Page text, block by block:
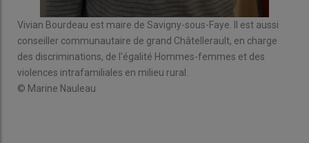
Vivian Bourdeau est maire de Savigny-sous-Faye. Il est aussi
conseiller communautaire de grand Châtellerault, en charge
des discriminations, de l'égalité Hommes-femmes et des
violences intrafamiliales en milieu rural.
© Marine Nauleau